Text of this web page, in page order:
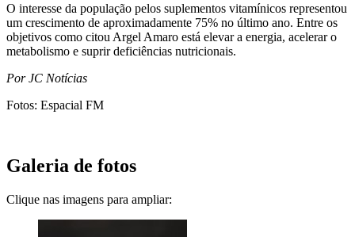
O interesse da população pelos suplementos vitamínicos representou
um crescimento de aproximadamente 75% no último ano. Entre os
objetivos como citou Argel Amaro está elevar a energia, acelerar o
metabolismo e suprir deficiências nutricionais.
Por JC Notícias
Fotos: Espacial FM
Galeria de fotos
Clique nas imagens para ampliar: